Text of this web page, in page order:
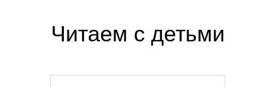
Читаем с детьми